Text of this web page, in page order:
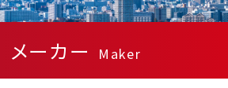
メーカー Maker